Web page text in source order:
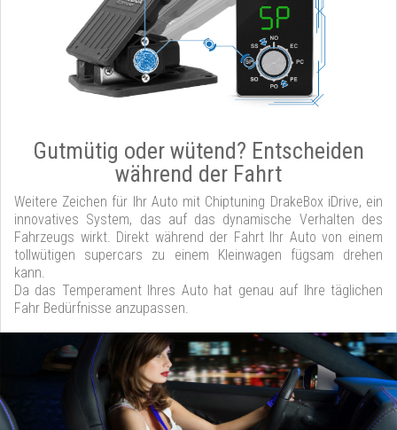
Gutmütig oder wütend? Entscheiden
während der Fahrt
Weitere Zeichen für Ihr Auto mit Chiptuning DrakeBox iDrive, ein
innovatives System, das auf das dynamische Verhalten des
Fahrzeugs wirkt. Direkt während der Fahrt Ihr Auto von einem
tollwütigen supercars zu einem Kleinwagen fügsam drehen
kann.
Da das Temperament Ihres Auto hat genau auf Ihre täglichen
Fahr Bedürfnisse anzupassen.